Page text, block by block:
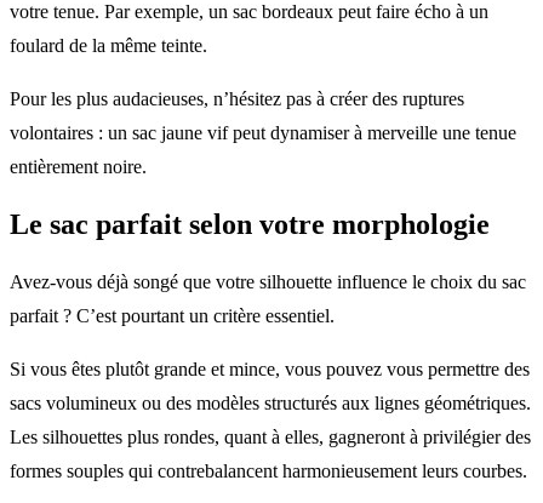
votre tenue. Par exemple, un sac bordeaux peut faire écho à un
foulard de la même teinte.
Pour les plus audacieuses, n’hésitez pas à créer des ruptures
volontaires : un sac jaune vif peut dynamiser à merveille une tenue
entièrement noire.
Le sac parfait selon votre morphologie
Avez-vous déjà songé que votre silhouette influence le choix du sac
parfait ? C’est pourtant un critère essentiel.
Si vous êtes plutôt grande et mince, vous pouvez vous permettre des
sacs volumineux ou des modèles structurés aux lignes géométriques.
Les silhouettes plus rondes, quant à elles, gagneront à privilégier des
formes souples qui contrebalancent harmonieusement leurs courbes.